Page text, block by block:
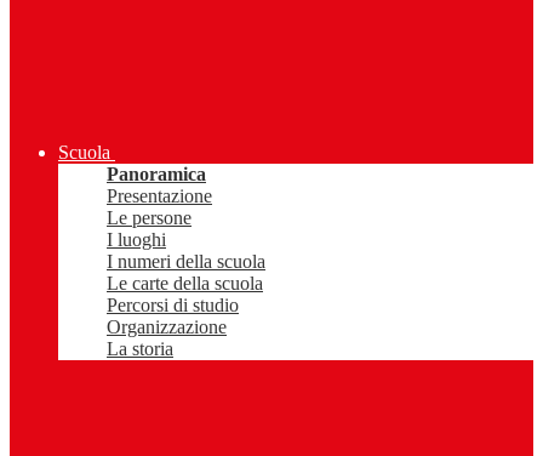
Scuola
Panoramica
Presentazione
Le persone
I luoghi
I numeri della scuola
Le carte della scuola
Percorsi di studio
Organizzazione
La storia